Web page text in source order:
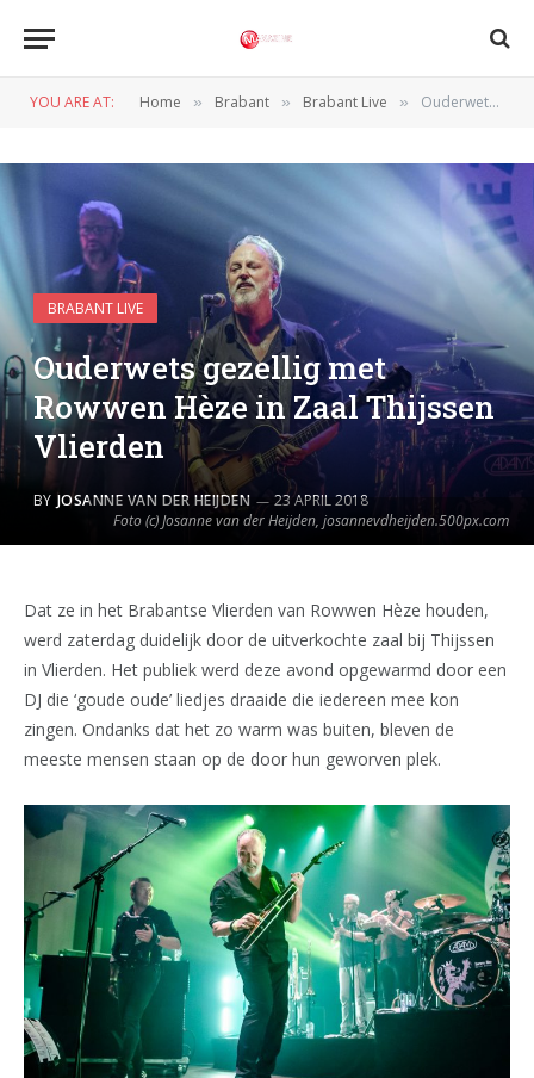
YOU ARE AT: Home » Brabant » Brabant Live » Ouderwets gezellig met Rowwen Hèze in Zaal Thijssen Vlierden
Foto (c) Josanne van der Heijden, josannevdheijden.500px.com
BRABANT LIVE
Ouderwets gezellig met
Rowwen Hèze in Zaal Thijssen
Vlierden
BY JOSANNE VAN DER HEIJDEN 23 APRIL 2018
Dat ze in het Brabantse Vlierden van Rowwen Hèze houden,
werd zaterdag duidelijk door de uitverkochte zaal bij Thijssen
in Vlierden. Het publiek werd deze avond opgewarmd door een
DJ die ‘goude oude’ liedjes draaide die iedereen mee kon
zingen. Ondanks dat het zo warm was buiten, bleven de
meeste mensen staan op de door hun geworven plek.